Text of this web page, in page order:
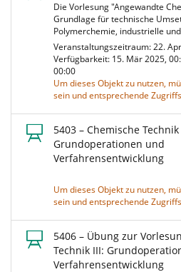
Die Vorlesung "Angewandte
Grundlage für technische
Polymerchemie, industrielle
Veranstaltungszeitraum: 22.
Verfügbarkeit: 15. Mär 2025,
00:00
Um dieses Objekt zu nutzen,
sein und entsprechende
5403 – Chemische Technik
Grundoperationen und
Verfahrensentwicklung
Um dieses Objekt zu nutzen,
sein und entsprechende
5406 – Übung zur
Technik III:
Verfahrensentwicklung